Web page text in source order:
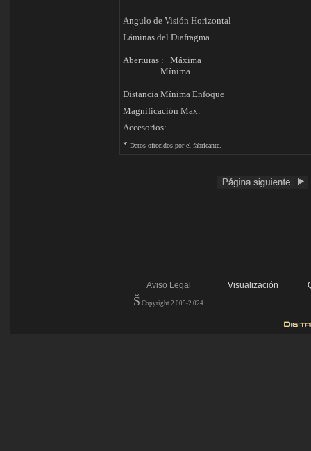
Angulo de Visión Horizontal
Láminas del Diafragma
Aberturas : Máxima
Mínima
Distancia Mínima Enfoque
Magnificación Max.
Accesorios:
* Datos ofrecidos por el fabricante.